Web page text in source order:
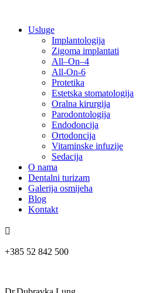
Usluge
Implantologija
Zigoma implantati
All–On–4
All-On-6
Protetika
Estetska stomatologija
Oralna kirurgija
Parodontologija
Endodoncija
Ortodoncija
Vitaminske infuzije
Sedacija
O nama
Dentalni turizam
Galerija osmijeha
Blog
Kontakt

+385 52 842 500